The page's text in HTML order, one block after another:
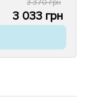
3 370 грн
3 033 грн